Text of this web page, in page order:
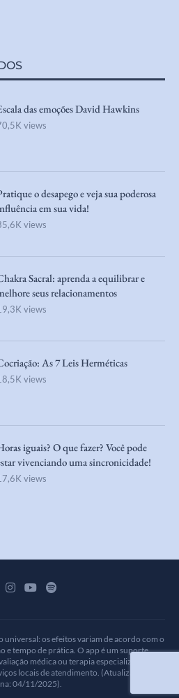
das emoções David Hawkins
views
o desapego e veja sua poderosa
em sua vida!
views
Sacral: aprenda a equilibrar e
seus relacionamentos
views
As 7 Leis Herméticas
views
iguais? O que fazer? Você pode
vivenciando uma sincronicidade!
views
universal: os efeitos variam de acordo com o
e tempo de prática. O app é um suporte
médica ou terapia especializada. Em
locais de atendimento. (Atualizamos esta
04/11/2025).